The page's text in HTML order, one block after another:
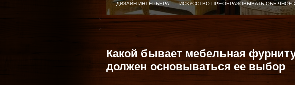
ДИЗАЙН ИНТЕРЬЕРА ИСКУССТВО ПРЕОБРАЗОВЫВАТЬ
Какой бывает мебельная
должен основываться ее выбор